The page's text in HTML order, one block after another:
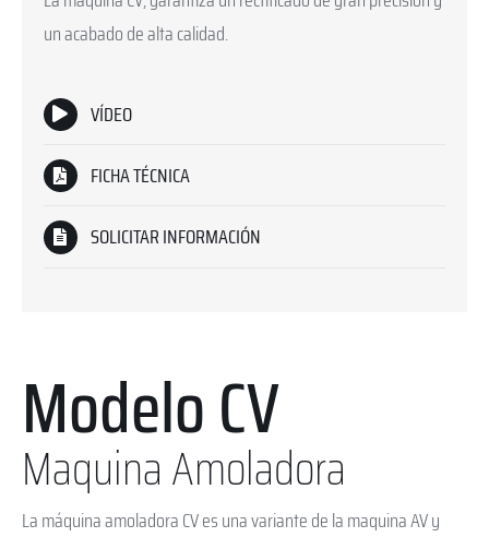
un acabado de alta calidad.
VÍDEO
FICHA TÉCNICA
SOLICITAR INFORMACIÓN
Modelo CV
Maquina Amoladora
La máquina amoladora CV es una variante de la maquina AV y